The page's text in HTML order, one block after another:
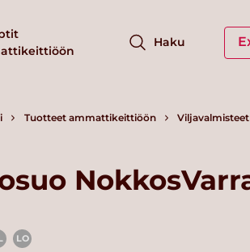
Haku
Tuotteet ammattikeittiöön Viljavalmisteet
LO